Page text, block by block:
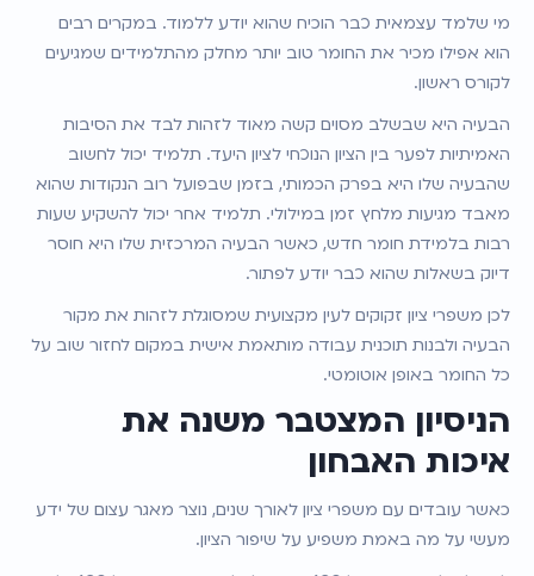
מי שלמד עצמאית כבר הוכיח שהוא יודע ללמוד. במקרים רבים
הוא אפילו מכיר את החומר טוב יותר מחלק מהתלמידים שמגיעים
לקורס ראשון.
הבעיה היא שבשלב מסוים קשה מאוד לזהות לבד את הסיבות
האמיתיות לפער בין הציון הנוכחי לציון היעד. תלמיד יכול לחשוב
שהבעיה שלו היא בפרק הכמותי, בזמן שבפועל רוב הנקודות שהוא
מאבד מגיעות מלחץ זמן במילולי. תלמיד אחר יכול להשקיע שעות
רבות בלמידת חומר חדש, כאשר הבעיה המרכזית שלו היא חוסר
דיוק בשאלות שהוא כבר יודע לפתור.
לכן משפרי ציון זקוקים לעין מקצועית שמסוגלת לזהות את מקור
הבעיה ולבנות תוכנית עבודה מותאמת אישית במקום לחזור שוב על
כל החומר באופן אוטומטי.
הניסיון המצטבר משנה את
איכות האבחון
כאשר עובדים עם משפרי ציון לאורך שנים, נוצר מאגר עצום של ידע
מעשי על מה באמת משפיע על שיפור הציון.